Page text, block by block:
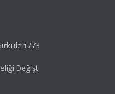
/73
Değişti